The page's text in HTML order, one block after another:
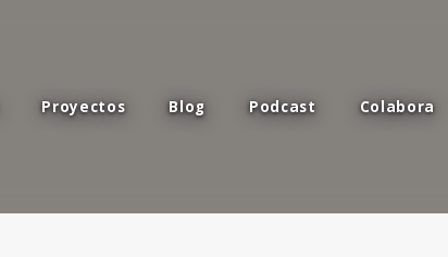
Proyectos Blog Podcast Colabora